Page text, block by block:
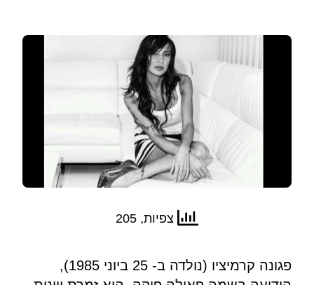
צפיות, 205
פגונה קרמיציו (נולדה ב- 25 ביוני 1985),